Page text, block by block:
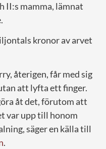
II:s mamma, lämnat
kronor av arvet
återigen, får med sig
att lyfta ett finger.
åt det, förutom att
var upp till honom
säger en källa till
.